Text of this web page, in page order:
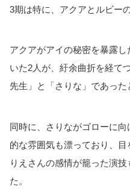
3期は特に、アクアとルビー
アクアがアイの秘密を暴露
いた2人が、紆余曲折を経て
先生」と「さりな」であった
同時に、さりながゴローに
的な雰囲気も漂っており、
りえさんの感情が籠った演
た。